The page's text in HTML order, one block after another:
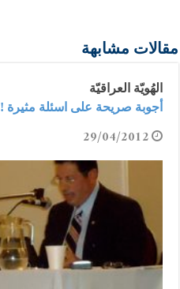
مقالات مشابهة
الهُويّة العراقيّة
أجوبة صريحة على اسئلة مثيرة !
29/04/2012